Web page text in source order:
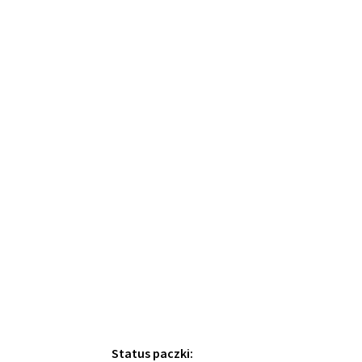
Status paczki: